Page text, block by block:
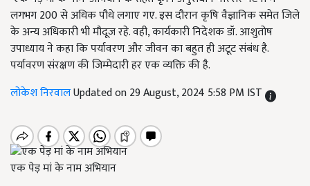
लगभग 200 से अधिक पौधे लगाए गए. इस दौरान कृषि वैज्ञानिक समेत जिले
के अन्य अधिकारी भी मौदूज रहे. वही, कार्यकारी निदेशक डॉ. आशुतोष
उपाध्याय ने कहा कि पर्यावरण और जीवन का बहुत ही अटूट संबंध है.
पर्यावरण संरक्षण की जिम्मेदारी हर एक व्यक्ति की है.
लोकेश निरवालUpdated on 29 August, 2024 5:58 PM IST
एक पेड़ मां के नाम अभियान